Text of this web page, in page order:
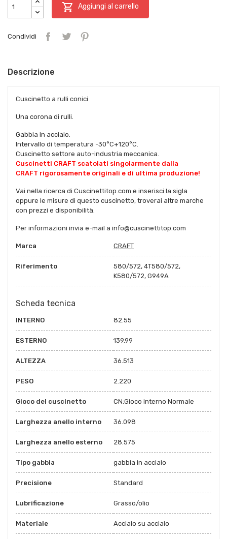
 Aggiungi al carrello
Condividi
Descrizione
Cuscinetto a rulli conici
Una corona di rulli.
Gabbia in acciaio.
Intervallo di temperatura -30°C+120°C.
Cuscinetto settore auto-industria meccanica.
Cuscinetti CRAFT scatolati singolarmente dalla
CRAFT rigorosamente originali e di ultima produzione!
Vai nella ricerca di Cuscinettitop.com e inserisci la sigla
oppure le misure di questo cuscinetto, troverai altre marche
con prezzi e disponibilità.
Per informazioni invia e-mail a info@cuscinettitop.com
Marca CRAFT
Riferimento
580/572, 4T580/572,
K580/572, G949A
Scheda tecnica
INTERNO 82.55
ESTERNO 139.99
ALTEZZA 36.513
PESO 2.220
Gioco del cuscinetto CN:Gioco interno Normale
Larghezza anello interno 36.098
Larghezza anello esterno 28.575
Tipo gabbia gabbia in acciaio
Precisione Standard
Lubrificazione Grasso/olio
Materiale Acciaio su acciaio